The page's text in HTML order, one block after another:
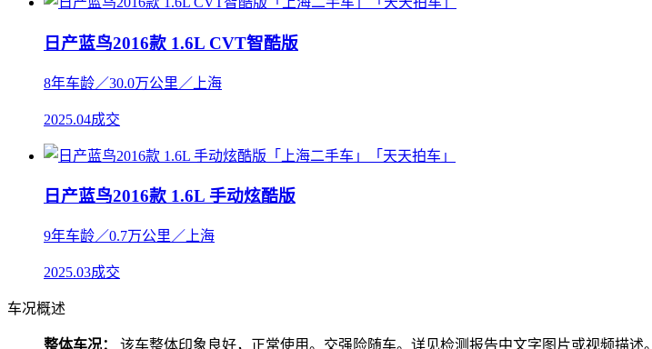
日产蓝鸟2016款 1.6L CVT智酷版
8年车龄／30.0万公里／上海
2025.04成交
日产蓝鸟2016款 1.6L 手动炫酷版
9年车龄／0.7万公里／上海
2025.03成交
车况概述
整体车况： 该车整体印象良好，正常使用。交强险随车。详见检测报告中文字图片或视频描述。